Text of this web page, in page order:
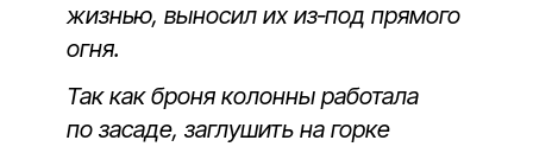
жизнью, выносил их из‑под прямого
огня.
Так как броня колонны работала
по засаде, заглушить на горке